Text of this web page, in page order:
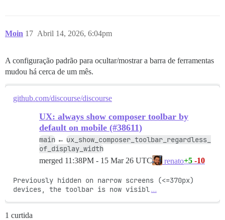
Moin Abril 14, 2026, 6:04pm
17
A configuração padrão para ocultar/mostrar a barra de ferramentas
mudou há cerca de um mês.
github.com/discourse/discourse
UX: always show composer toolbar by
default on mobile (#38611)
main ← ux_show_composer_toolbar_regardless_
of_display_width
merged 11:38PM - 15 Mar 26 UTC renato+5 -10
Previously hidden on narrow screens (<=370px)
devices, the toolbar is now visibl …
1 curtida